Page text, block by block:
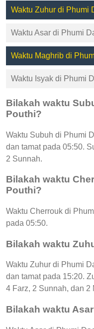
Waktu Zuhur di Phumi
Waktu Asar di Phumi
Waktu Maghrib di
Waktu Isyak di Phumi
Bilakah waktu
Pouthi?
Waktu Subuh di Phumi
dan tamat pada 05:50.
2 Sunnah.
Bilakah waktu
Pouthi?
Waktu Cherrouk di
pada 05:50.
Bilakah waktu
Waktu Zuhur di Phumi
dan tamat pada 15:20.
4 Farz, 2 Sunnah, dan 2
Bilakah waktu